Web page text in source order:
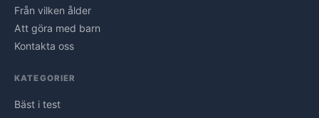
Från vilken ålder
Att göra med barn
Kontakta oss
KATEGORIER
Bäst i test